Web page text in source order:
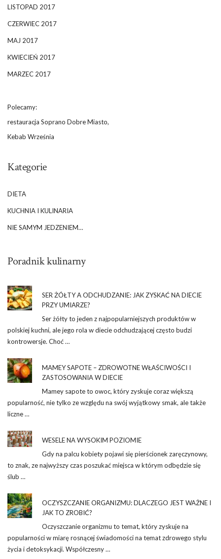
LISTOPAD 2017
CZERWIEC 2017
MAJ 2017
KWIECIEŃ 2017
MARZEC 2017
Polecamy:
restauracja Soprano Dobre Miasto,
Kebab Września
Kategorie
DIETA
KUCHNIA I KULINARIA
NIE SAMYM JEDZENIEM…
Poradnik kulinarny
SER ŻÓŁTY A ODCHUDZANIE: JAK ZYSKAĆ NA DIECIE
PRZY UMIARZE?
Ser żółty to jeden z najpopularniejszych produktów w
polskiej kuchni, ale jego rola w diecie odchudzającej często budzi
kontrowersje. Choć …
MAMEY SAPOTE – ZDROWOTNE WŁAŚCIWOŚCI I
ZASTOSOWANIA W DIECIE
Mamey sapote to owoc, który zyskuje coraz większą
popularność, nie tylko ze względu na swój wyjątkowy smak, ale także
liczne …
WESELE NA WYSOKIM POZIOMIE
Gdy na palcu kobiety pojawi się pierścionek zaręczynowy,
to znak, ze najwyższy czas poszukać miejsca w którym odbędzie się
ślub …
OCZYSZCZANIE ORGANIZMU: DLACZEGO JEST WAŻNE I
JAK TO ZROBIĆ?
Oczyszczanie organizmu to temat, który zyskuje na
popularności w miarę rosnącej świadomości na temat zdrowego stylu
życia i detoksykacji. Współczesny …